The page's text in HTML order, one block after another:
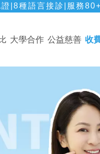
|8種語言接診|服務
大學合作 公益慈善 收